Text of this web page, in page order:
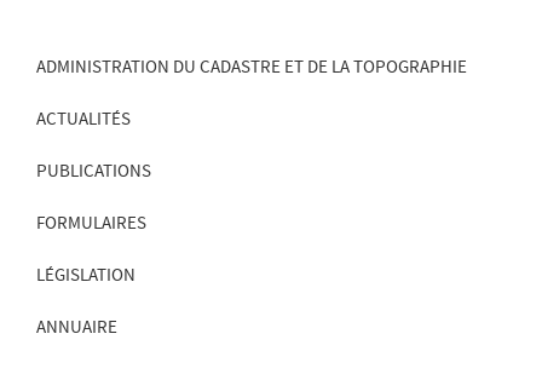
ADMINISTRATION DU CADASTRE ET DE LA TOPOGRAPHIE
ACTUALITÉS
PUBLICATIONS
FORMULAIRES
LÉGISLATION
ANNUAIRE